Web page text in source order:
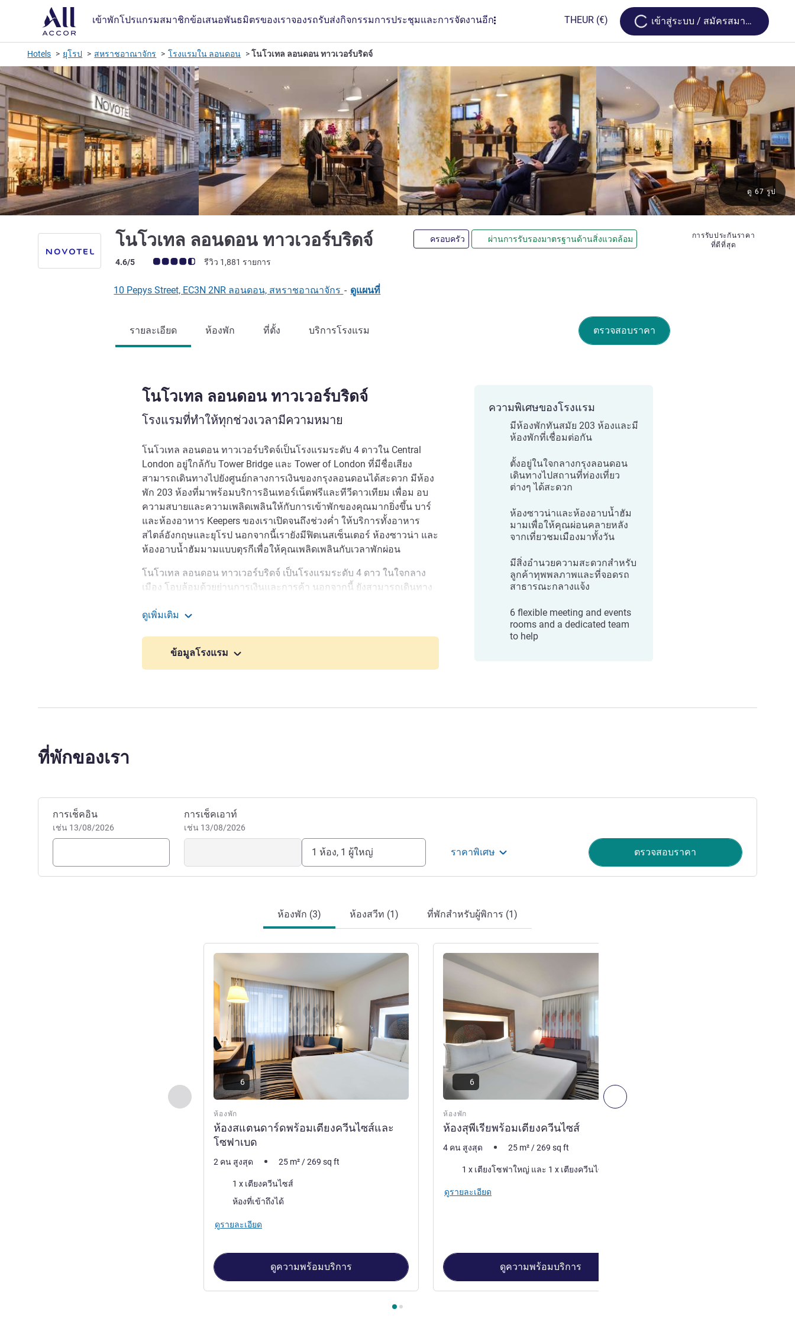
เข้าพักโปรแกรมสมาชิกข้อเสนอพันธมิตรของเราจองรถรับส่งกิจกรรมการประชุมและการจัดงานอีก THEUR (€) Loading...
เข้าสู่ระบบ / สมัครสมาชิก
Hotels ยุโรป สหราชอาณาจักร โรงแรมใน ลอนดอน โนโวเทล ลอนดอน ทาวเวอร์บริดจ์
โนโวเทล ลอนดอน ทาวเวอร์บริดจ์ 4 ดาว ครอบครัว ผ่านการรับรองมาตรฐานด้านสิ่งแวดล้อม
คะแนนความคิดเห็นจากแขก (เรทติ้งบน ALL)
4.6/5 รีวิว 1,881 รายการ
การรับประกันราคา
ที่ดีที่สุด
ดู 67 รูป
10 Pepys Street, EC3N 2NR ลอนดอน, สหราชอาณาจักร - ดูแผนที่
ตรวจสอบราคา
รายละเอียด ห้องพัก ที่ตั้ง บริการโรงแรม
โนโวเทล ลอนดอน ทาวเวอร์บริดจ์
โรงแรมที่ทำให้ทุกช่วงเวลามีความหมาย
โนโวเทล ลอนดอน ทาวเวอร์บริดจ์เป็นโรงแรมระดับ 4 ดาวใน Central
London อยู่ใกล้กับ Tower Bridge และ Tower of London ที่มีชื่อเสียง
สามารถเดินทางไปยังศูนย์กลางการเงินของกรุงลอนดอนได้สะดวก มีห้อง
พัก 203 ห้องที่มาพร้อมบริการอินเทอร์เน็ตฟรีและทีวีดาวเทียม เพื่อม อบ
ความสบายและความเพลิดเพลินให้กับการเข้าพักของคุณมากยิ่งขึ้น บาร์
และห้องอาหาร Keepers ของเราเปิดจนถึงช่วงค่ำ ให้บริการทั้งอาหาร
สไตล์อังกฤษและยุโรป นอกจากนี้เรายังมีฟิตเนสเซ็นเตอร์ ห้องซาวน่า และ
ห้องอาบน้ำฮัมมามแบบตุรกีเพื่อให้คุณเพลิดเพลินกับเวลาพักผ่อน
โนโวเทล ลอนดอน ทาวเวอร์บริดจ์ เป็นโรงแรมระดับ 4 ดาว ในใจกลาง
เมือง โอบล้อมด้วยย่านการเงินและการค้า นอกจากนี้ ยังสามารถเดินทาง
ลอนดอนซิตี้อยู่ห่างออกไปเพียงแค่ 8 กม. ในขณะที่ สามารถเดินทางถึง
เครื่องดื่มหรืออาหารทะเลที่บาร์ หรืออิ่มอร่อยกับมื้อค่ำที่ห้องอาหารของ
โรงแรม โรงแรมในลอนดอนแห่งนี้ยังเหมาะสำหรับการประชุมทางธุรกิจ
การสัมมนา หรือการประชุมขนาดใหญ่อีกด้วย
หลักหลายแห่ง เช่น Tower Hill, Monument และ Bank ทำให้การเดินทาง
ALLSAFE ที่ผ่านการตรวจสอบโดย Clifton
Jessica Kelly ฝ่ายบริหารโรงแรม
ดูเพิ่มเติม
ข้อมูลโรงแรม
ความพิเศษของโรงแรม
มีห้องพักทันสมัย 203 ห้องและมี
ห้องพักที่เชื่อมต่อกัน
ตั้งอยู่ในใจกลางกรุงลอนดอน
เดินทางไปสถานที่ท่องเที่ยว
ต่างๆ ได้สะดวก
ห้องซาวน่าและห้องอาบน้ำฮัม
มามเพื่อให้คุณผ่อนคลายหลัง
จากเที่ยวชมเมืองมาทั้งวัน
มีสิ่งอำนวยความสะดวกสำหรับ
ลูกค้าทุพพลภาพและที่จอดรถ
สาธารณะกลางแจ้ง
6 flexible meeting and events
rooms and a dedicated team
to help
ที่พักของเรา
จองโรงแรมนี้
การเช็คอิน
เช่น 13/08/2026
การเช็คเอาท์
เช่น 13/08/2026
1 ห้อง, 1 ผู้ใหญ่ ราคาพิเศษ ตรวจสอบราคา
ห้องพัก (3) ห้องสวีท (1) ที่พักสำหรับผู้พิการ (1)
ก่อนหน้า - ห้องพัก ถัดไป - ห้องพัก
ห้องพัก
ห้องสแตนดาร์ดพร้อมเตียงควีนไซส์และ
โซฟาเบด
ดูรายละเอียด
6
2 คน สูงสุด 25 m² /269 sq ft
เครื่องนอน
1 x เตียงควีนไซส์
ห้องที่เข้าถึงได้
ดูรายละเอียด
ดูความพร้อมบริการ
ห้องพัก
ห้องสุพีเรียพร้อมเตียงควีนไซส์
ดูรายละเอียด
6
4 คน สูงสุด 25 m² /269 sq ft
เครื่องนอน 1 x เตียงโซฟาใหญ่ และ 1 x เตียงควีนไซส์
ดูรายละเอียด
ดูความพร้อมบริการ